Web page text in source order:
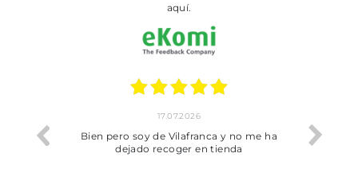
aquí.
trobat
17.07.2026
Bien pero soy de Vilafranca y no me ha
dejado recoger en tienda